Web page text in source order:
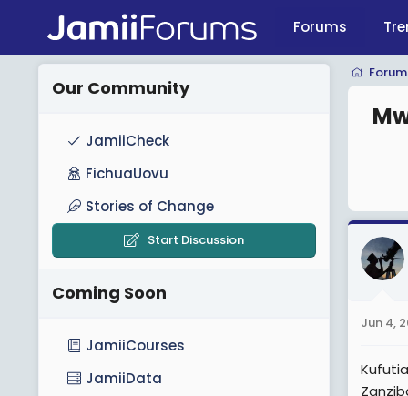
Forums
Jun 4,
Our Community
JamiiCheck
FichuaUovu
Stories of Change
Start Discussion
Coming Soon
JamiiCourses
JamiiData